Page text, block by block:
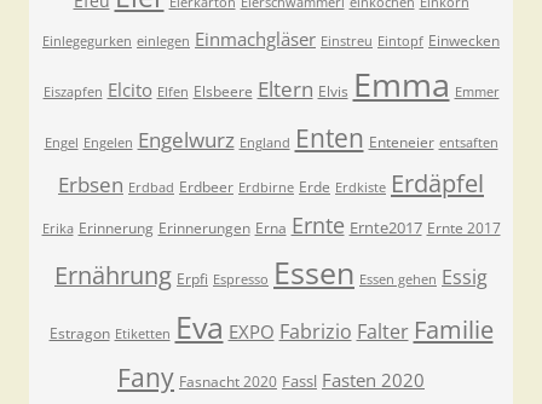
Einlegegurken einlegen Einmachgläser Einstreu Eintopf Einwecken
Eiszapfen Elcito Elfen Elsbeere Eltern Elvis Emma Emmer
Engel Engelen Engelwurz England Enten Enteneier entsaften
Erbsen Erdbad Erdbeer Erdbirne Erde Erdkiste Erdäpfel
Erika Erinnerung Erinnerungen Erna Ernte Ernte2017 Ernte 2017
Ernährung Erpfi Espresso Essen Essen gehen Essig
Estragon Etiketten Eva EXPO Fabrizio Falter Familie
Fany Fasnacht 2020 Fassl Fasten 2020